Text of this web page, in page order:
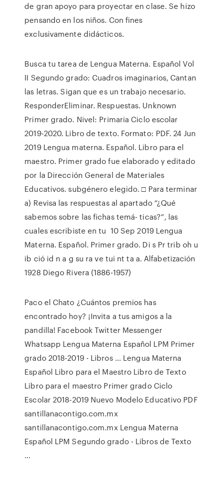
de gran apoyo para proyectar en clase. Se hizo
pensando en los niños. Con fines
exclusivamente didácticos.
Busca tu tarea de Lengua Materna. Español Vol
II Segundo grado: Cuadros imaginarios, Cantan
las letras. Sigan que es un trabajo necesario.
ResponderEliminar. Respuestas. Unknown
Primer grado. Nivel: Primaria Ciclo escolar
2019-2020. Libro de texto. Formato: PDF. 24 Jun
2019 Lengua materna. Español. Libro para el
maestro. Primer grado fue elaborado y editado
por la Dirección General de Materiales
Educativos. subgénero elegido. □ Para terminar
a) Revisa las respuestas al apartado “¿Qué
sabemos sobre las fichas temá- ticas?”, las
cuales escribiste en tu 10 Sep 2019 Lengua
Materna. Español. Primer grado. Di s Pr trib oh u
ib ció id n a g su ra ve tui nt ta a. Alfabetización
1928 Diego Rivera (1886-1957)
Paco el Chato ¿Cuántos premios has
encontrado hoy? ¡Invita a tus amigos a la
pandilla! Facebook Twitter Messenger
Whatsapp Lengua Materna Español LPM Primer
grado 2018-2019 - Libros ... Lengua Materna
Español Libro para el Maestro Libro de Texto
Libro para el maestro Primer grado Ciclo
Escolar 2018-2019 Nuevo Modelo Educativo PDF
santillanacontigo.com.mx
santillanacontigo.com.mx Lengua Materna
Español LPM Segundo grado - Libros de Texto
...